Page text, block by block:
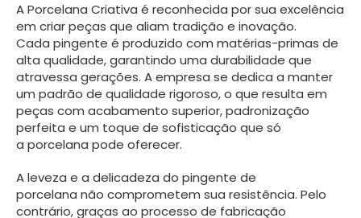
A Porcelana Criativa é reconhecida por sua excelência
em criar peças que aliam tradição e inovação.
Cada pingente é produzido com matérias-primas de
alta qualidade, garantindo uma durabilidade que
atravessa gerações. A empresa se dedica a manter
um padrão de qualidade rigoroso, o que resulta em
peças com acabamento superior, padronização
perfeita e um toque de sofisticação que só
a porcelana pode oferecer.
A leveza e a delicadeza do pingente de
porcelana não comprometem sua resistência. Pelo
contrário, graças ao processo de fabricação